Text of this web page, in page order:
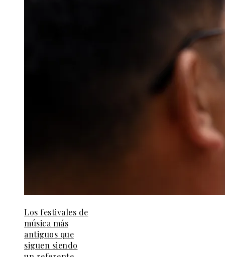
Los festivales de
música más
antiguos que
siguen siendo